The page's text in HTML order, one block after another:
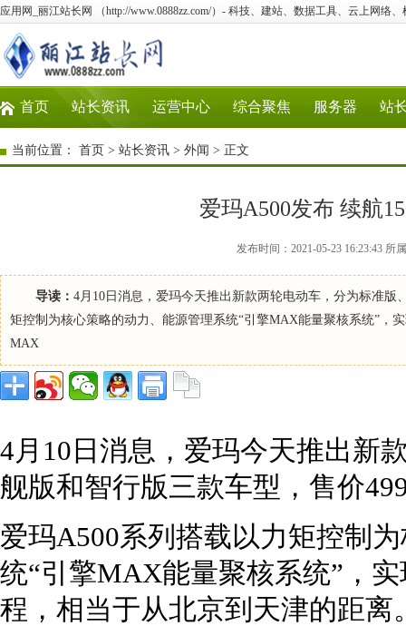
应用网_丽江站长网 （http://www.0888zz.com/）- 科技、建站、数据工具、云上网络
首页 站长资讯 运营中心 综合聚焦 服务器 站
当前位置： 首页 > 站长资讯 > 外闻 > 正文
爱玛A500发布 续航
发布时间：2021-05-23 16:23:43
导读： 4月10日消息，爱玛今天推出新款两轮电动车，分为标准
矩控制为核心策略的动力、能源管理系统“引擎MAX能量聚核系统”，
MAX
4月10日消息，爱玛今天推出新
舰版和智行版三款车型，售价
爱玛A500系列搭载以力矩控制
统“引擎MAX能量聚核系统”，
程，相当于从北京到天津的距离